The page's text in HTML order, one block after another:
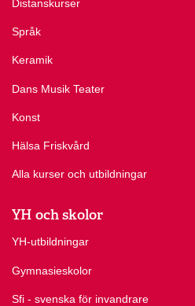
Distanskurser
Språk
Keramik
Dans Musik Teater
Konst
Hälsa Friskvård
Alla kurser och utbildningar
YH och skolor
YH-utbildningar
Gymnasieskolor
Sfi - svenska för invandrare